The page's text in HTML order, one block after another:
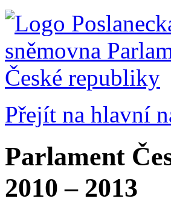
Přejít na hlavní
Parlament
2010 – 2013